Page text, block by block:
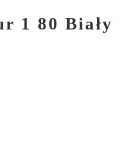
1 80 Biały